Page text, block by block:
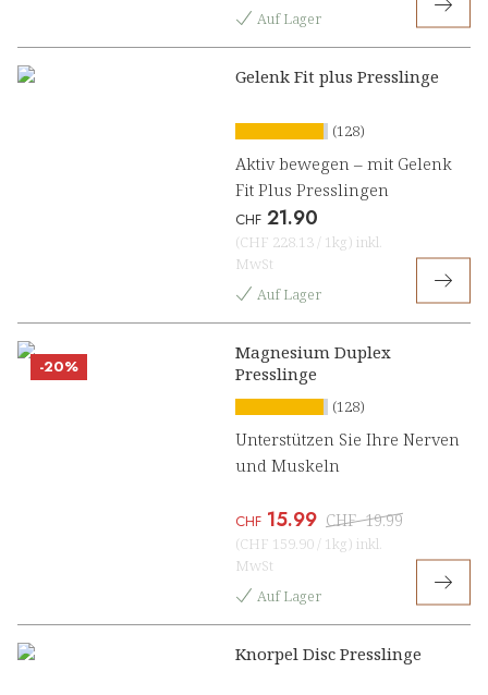
Auf Lager
Gelenk Fit plus Presslinge
(128)
Aktiv bewegen – mit Gelenk
Fit Plus Presslingen
CHF 21.90
(CHF 228.13 / 1kg) inkl.
MwSt
Auf Lager
-20%
Magnesium Duplex
Presslinge
(128)
Unterstützen Sie Ihre Nerven
und Muskeln
CHF 15.99 CHF 19.99
(CHF 159.90 / 1kg) inkl.
MwSt
Auf Lager
Knorpel Disc Presslinge